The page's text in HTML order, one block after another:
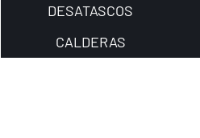
DESATASCOS
CALDERAS